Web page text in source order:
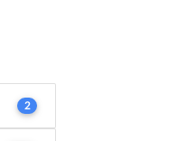
2